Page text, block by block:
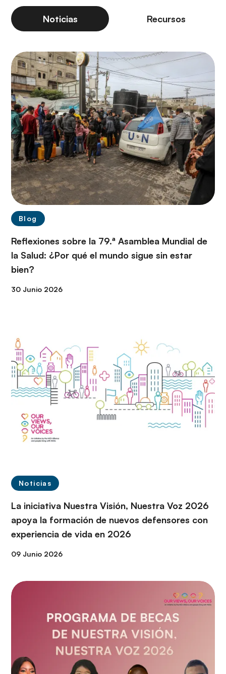
Noticias
Blog
Reflexiones sobre la 79.ª Asamblea Mundial de
la Salud: ¿Por qué el mundo sigue sin estar
bien?
30 Junio 2026
Noticias
La iniciativa Nuestra Visión, Nuestra Voz 2026
apoya la formación de nuevos defensores con
experiencia de vida en 2026
09 Junio 2026
Recursos